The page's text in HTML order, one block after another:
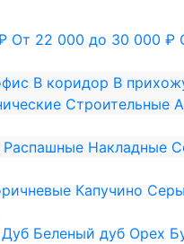
От 22 000 до 30 000 ₽
В коридор В
Строительные
Распашные Накладные
Капучино
Дуб Беленый дуб Орех